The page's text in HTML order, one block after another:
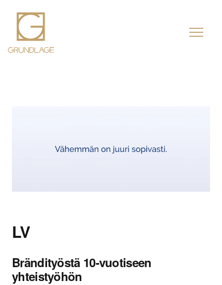
LV
Brändityöstä 10-vuotiseen
yhteistyöhön